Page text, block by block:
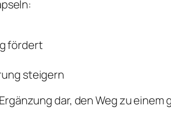
fördert
steigern
dar, den Weg zu einem